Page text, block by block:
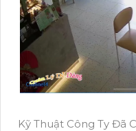
Kỹ Thuật Công Ty Đã